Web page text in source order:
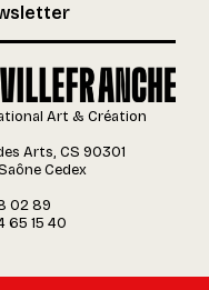
Art & Création
Arts, CS 90301
Cedex
02 89
65 15 40